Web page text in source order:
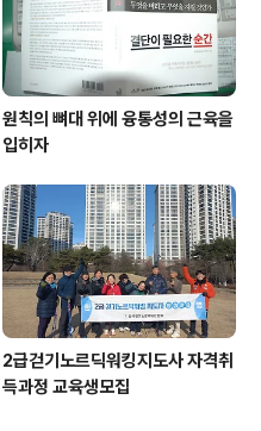
원칙의 뼈대 위에 융통성의 근육을
입히자
2급걷기노르딕워킹지도사 자격취
득과정 교육생모집